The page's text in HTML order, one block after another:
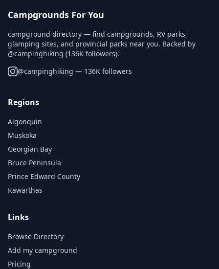
Campgrounds For You
campground directory — find campgrounds, RV parks,
glamping sites, and provincial parks near you. Backed by
@campinghiking (136K followers).
@campinghiking — 136K followers
Regions
Algonquin
Muskoka
Georgian Bay
Bruce Peninsula
Prince Edward County
Kawarthas
Links
Browse Directory
Add my campground
Pricing